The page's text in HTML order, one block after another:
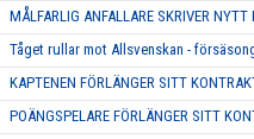
MÅLFARLIG ANFALLARE SKRIVER NYTT
Tåget rullar mot Allsvenskan -
KAPTENEN FÖRLÄNGER SITT
POÄNGSPELARE FÖRLÄNGER SITT